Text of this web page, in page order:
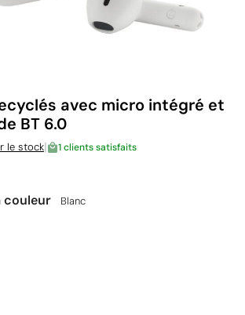
avec micro intégré et
BT 6.0
le stock| 1 clients satisfaits
couleur Blanc